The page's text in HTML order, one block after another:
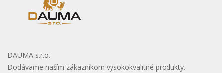
DAUMA s.r.o.
Dodávame naším zákazníkom vysokokvalitné produkty.